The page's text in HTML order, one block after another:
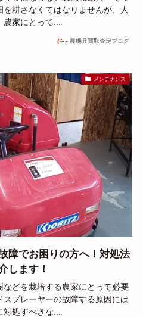
耕さなくてはなりませんが、人
家にとって...
農機具買取査定ブログ
メンテナンス
障でお困りの方へ！対処法
します！
どを栽培する農家にとって必要
プレーヤーの故障する原因には
対処すべきな...